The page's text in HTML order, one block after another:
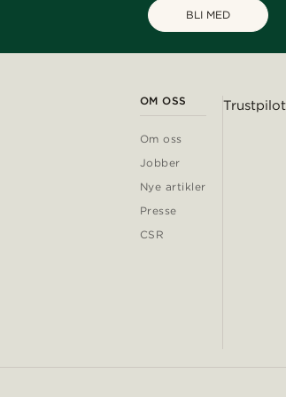
BLI MED
OM OSS
Om oss
Jobber
Nye artikler
Presse
CSR
Trustpilot